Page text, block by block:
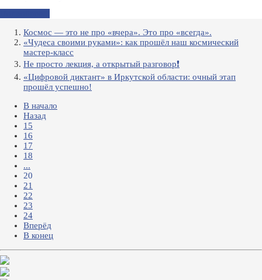
Космос — это не про «вчера». Это про «всегда».
«Чудеса своими руками»: как прошёл наш космический
мастер-класс
Не просто лекция, а открытый разговор❗️
«Цифровой диктант» в Иркутской области: очный этап
прошёл успешно!
В начало
Назад
15
16
17
18
...
20
21
22
23
24
Вперёд
В конец